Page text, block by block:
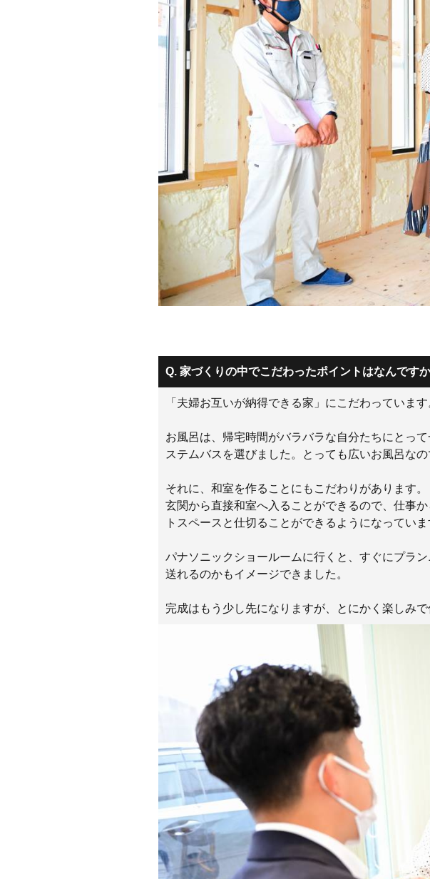
Q. 家づくりの中でこだわったポイントはなんです
「夫婦お互いが納得できる家」にこだわっています
お風呂は、帰宅時間がバラバラな自分たちにとっ
ステムバスを選びました。とっても広いお風呂な
それに、和室を作ることにもこだわりがあります。
玄関から直接和室へ入ることができるので、仕事
トスペースと仕切ることができるようになっていま
パナソニックショールームに行くと、すぐにプラ
送れるのかもイメージできました。
完成はもう少し先になりますが、とにかく楽しみで